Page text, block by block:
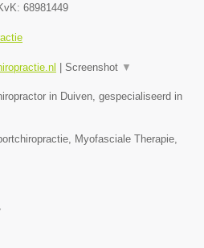
68981449
| Screenshot ▼
in Duiven, gespecialiseerd in
Myofasciale Therapie,